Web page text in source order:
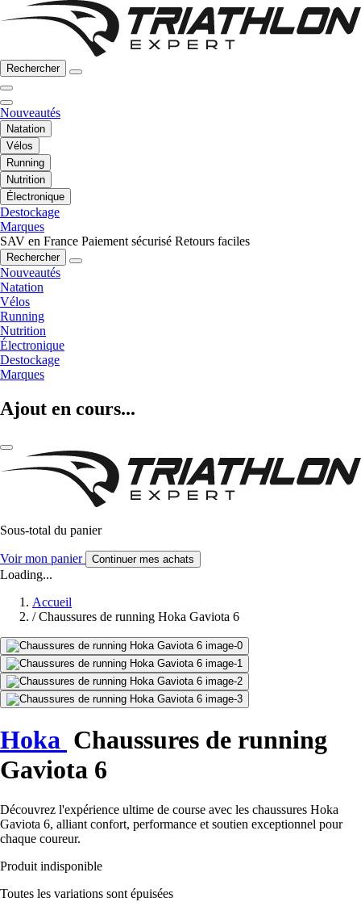
Rechercher
Nouveautés
Natation
Vélos
Running
Nutrition
Électronique
Destockage
Marques
SAV en France Paiement sécurisé Retours faciles
Rechercher
Nouveautés
Natation
Vélos
Running
Nutrition
Électronique
Destockage
Marques
Ajout en cours...
Sous-total du panier
Voir mon panier Continuer mes achats
Loading...
Accueil
/ Chaussures de running Hoka Gaviota 6
Hoka Chaussures de running
Gaviota 6
Découvrez l'expérience ultime de course avec les chaussures Hoka
Gaviota 6, alliant confort, performance et soutien exceptionnel pour
chaque coureur.
Produit indisponible
Toutes les variations sont épuisées